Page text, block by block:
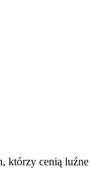
którzy cenią